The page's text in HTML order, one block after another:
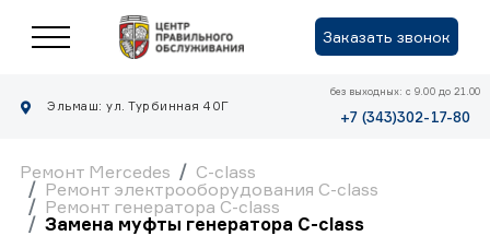
Заказать звонок
Эльмаш: ул. Турбинная 40Г
без выходных: с 9.00 до 21.00
+7 (343)302-17-80
Ремонт Mercedes
C-class
Ремонт электрооборудования C-class
Ремонт генератора C-class
Замена муфты генератора C-class